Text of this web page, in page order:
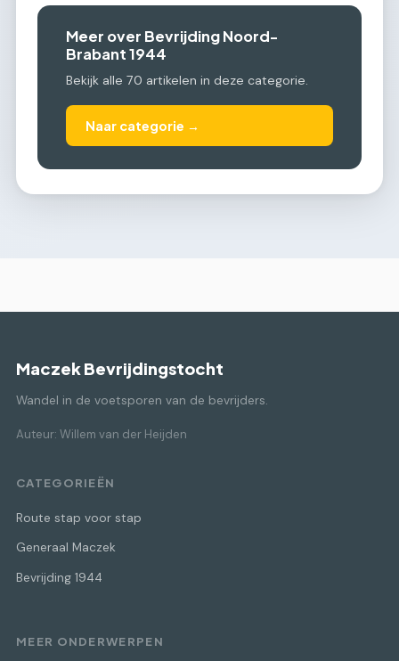
Meer over Bevrijding Noord-
Brabant 1944
Bekijk alle 70 artikelen in deze categorie.
Naar categorie →
Maczek Bevrijdingstocht
Wandel in de voetsporen van de bevrijders.
Auteur: Willem van der Heijden
CATEGORIEËN
Route stap voor stap
Generaal Maczek
Bevrijding 1944
MEER ONDERWERPEN